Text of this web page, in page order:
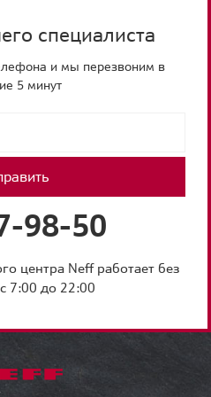
специалиста
и мы перезвоним в
5 минут
98-50
центра Neff работает без
7:00 до 22:00